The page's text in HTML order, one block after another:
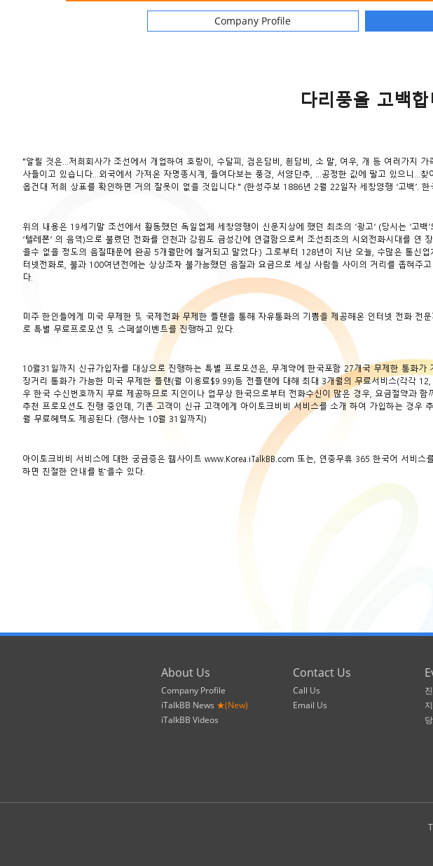
Company Profile
다리풍을 고백
"알릴 것은…저희회사가 조선에서 개업하여 호랑이, 수달피, 검은담비, 흰담비, 소 말, 여우, 개 등 여러가지
사들이고 있습니다…외국에서 가져온 자명종시계, 들여다보는 풍경, 서양단추, …공정한 값에 팔고 있으니…
옵건대 저희 상표를 확인하면 거의 잘못이 없을 것입니다." (한성주보 1886년 2월 22일자 세창양행 ‘고백’.
위의 내용은 19세기말 조선에서 활동했던 독일업체 세창양행이 신문지상에 했던 최초의 ‘광고’ (당시는 ‘고백
‘텔레폰’ 의 음역)으로 불렸던 전화를 인천과 강원도 금성간에 연결함으로써 조선최초의 시외전화시대를 연
을수 없을 정도의 음질때문에 완공 5개월만에 철거되고 말았다.) 그로부터 128년이 지난 오늘, 수많은 통신
터넷전화로, 불과 100여년전에는 상상조차 불가능했던 음질과 요금으로 세상 사람들 사이의 거리를 좁혀주
다.
미주 한인들에게 미국 무제한 및 국제전화 무제한 플랜을 통해 자유통화의 기쁨을 제공해온 인터넷 전화 전
로 특별 무료프로모션 및 스페셜이벤트를 진행하고 있다.
10월31일까지 신규가입자를 대상으로 진행하는 특별 프로모션은, 무계약에 한국포함 27개국 무제한 통화
장거리 통화가 가능한 미국 무제한 플랜(월 이용료$9.99)등 전플랜에 대해 최대 3개월의 무료서비스(각각
우 한국 수신번호까지 무료 제공하므로 지인이나 업무상 한국으로부터 전화수신이 많은 경우, 요금절약과
추천 프로모션도 진행 중인데, 기존 고객이 신규 고객에게 아이토크비비 서비스를 소개 하여 가입하는 경우
월 무료혜택도 제공된다. (행사는 10월 31일까지)
아이토크비비 서비스에 대한 궁금증은 웹사이트 www.Korea.iTalkBB.com 또는, 연중무휴 365 한국어 서비스
하면 친절한 안내를 받을수 있다.
About Us
Company Profile
iTalkBB News ★(New)
iTalkBB Videos
Contact Us
Call Us
Email Us